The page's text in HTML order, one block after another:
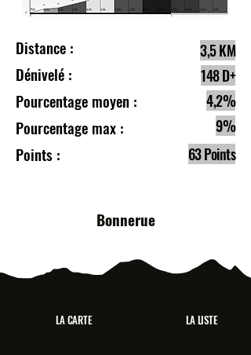
Distance :
Dénivelé :
Pourcentage moyen :
Pourcentage max :
Points :
3,5 KM
148 D+
4,2%
9%
63 Points
Bonnerue
LA CARTE LA LISTE